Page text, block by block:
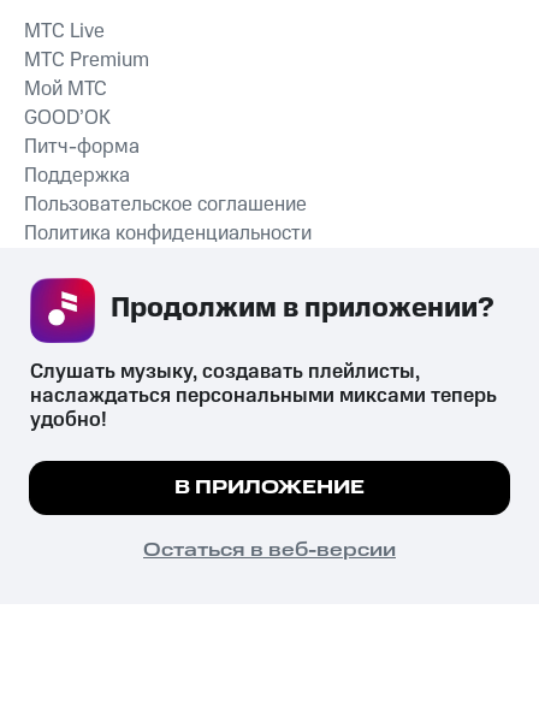
СКАЧАТЬ ПРИЛОЖЕНИЕ
MTС Live
MTС Premium
Мой МТС
GOOD’OK
Питч-форма
Поддержка
Пользовательское соглашение
Политика конфиденциальности
психотропных веществ, их аналогов причиняет вред здоровью,
их незаконный оборот запрещён и влечёт установленную
законодательством ответственность.
© 2026 ООО «КИОН».
Все права защищены
Мы используем куки, чтобы на сайте все
Подробнее
ПОНЯТНО
Слушать музыку, создавать плейлисты,
наслаждаться персональными миксами теперь
удобно!
В ПРИЛОЖЕНИЕ
Остаться в веб-версии